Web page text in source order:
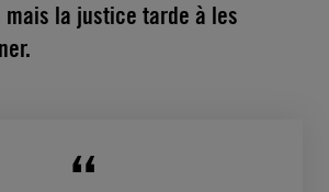
mais la justice tarde à les